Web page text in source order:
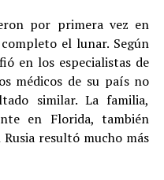
por primera vez en
el lunar. Según
en los especialistas de
médicos de su país no
similar. La familia,
en Florida, también
resultó mucho más